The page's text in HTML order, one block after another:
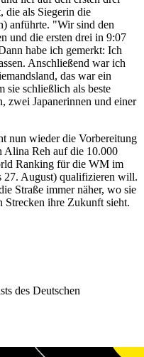
die als Siegerin die
anführte. "Wir sind den
und die ersten drei in 9:07
habe ich gemerkt: Ich
Anschließend war ich
das war ein
sie schließlich als beste
zwei Japanerinnen und einer
nun wieder die Vorbereitung
Alina Reh auf die 10.000
Ranking für die WM im
27. August) qualifizieren will.
Straße immer näher, wo sie
Strecken ihre Zukunft sieht.
des Deutschen